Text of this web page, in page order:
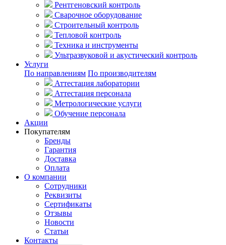
Рентгеновский контроль
Сварочное оборудование
Строительный контроль
Тепловой контроль
Техника и инструменты
Ультразвуковой и акустический контроль
Услуги
По направлениям По производителям
Аттестация лаборатории
Аттестация персонала
Метрологические услуги
Обучение персонала
Акции
Покупателям
Бренды
Гарантия
Доставка
Оплата
О компании
Сотрудники
Реквизиты
Сертификаты
Отзывы
Новости
Статьи
Контакты